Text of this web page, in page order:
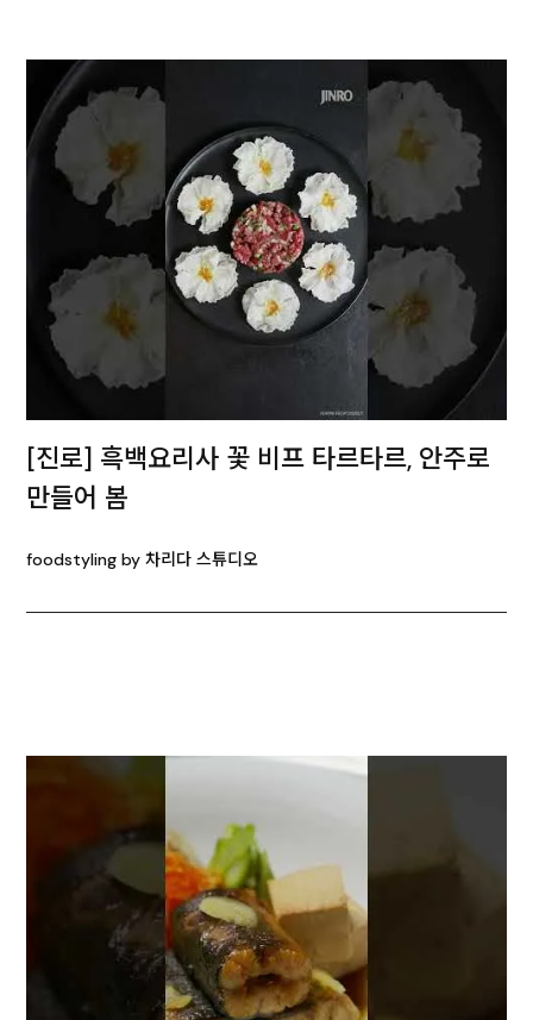
[진로] 흑백요리사 꽃 비프 타르타르, 안주로
만들어 봄
foodstyling by 차리다 스튜디오